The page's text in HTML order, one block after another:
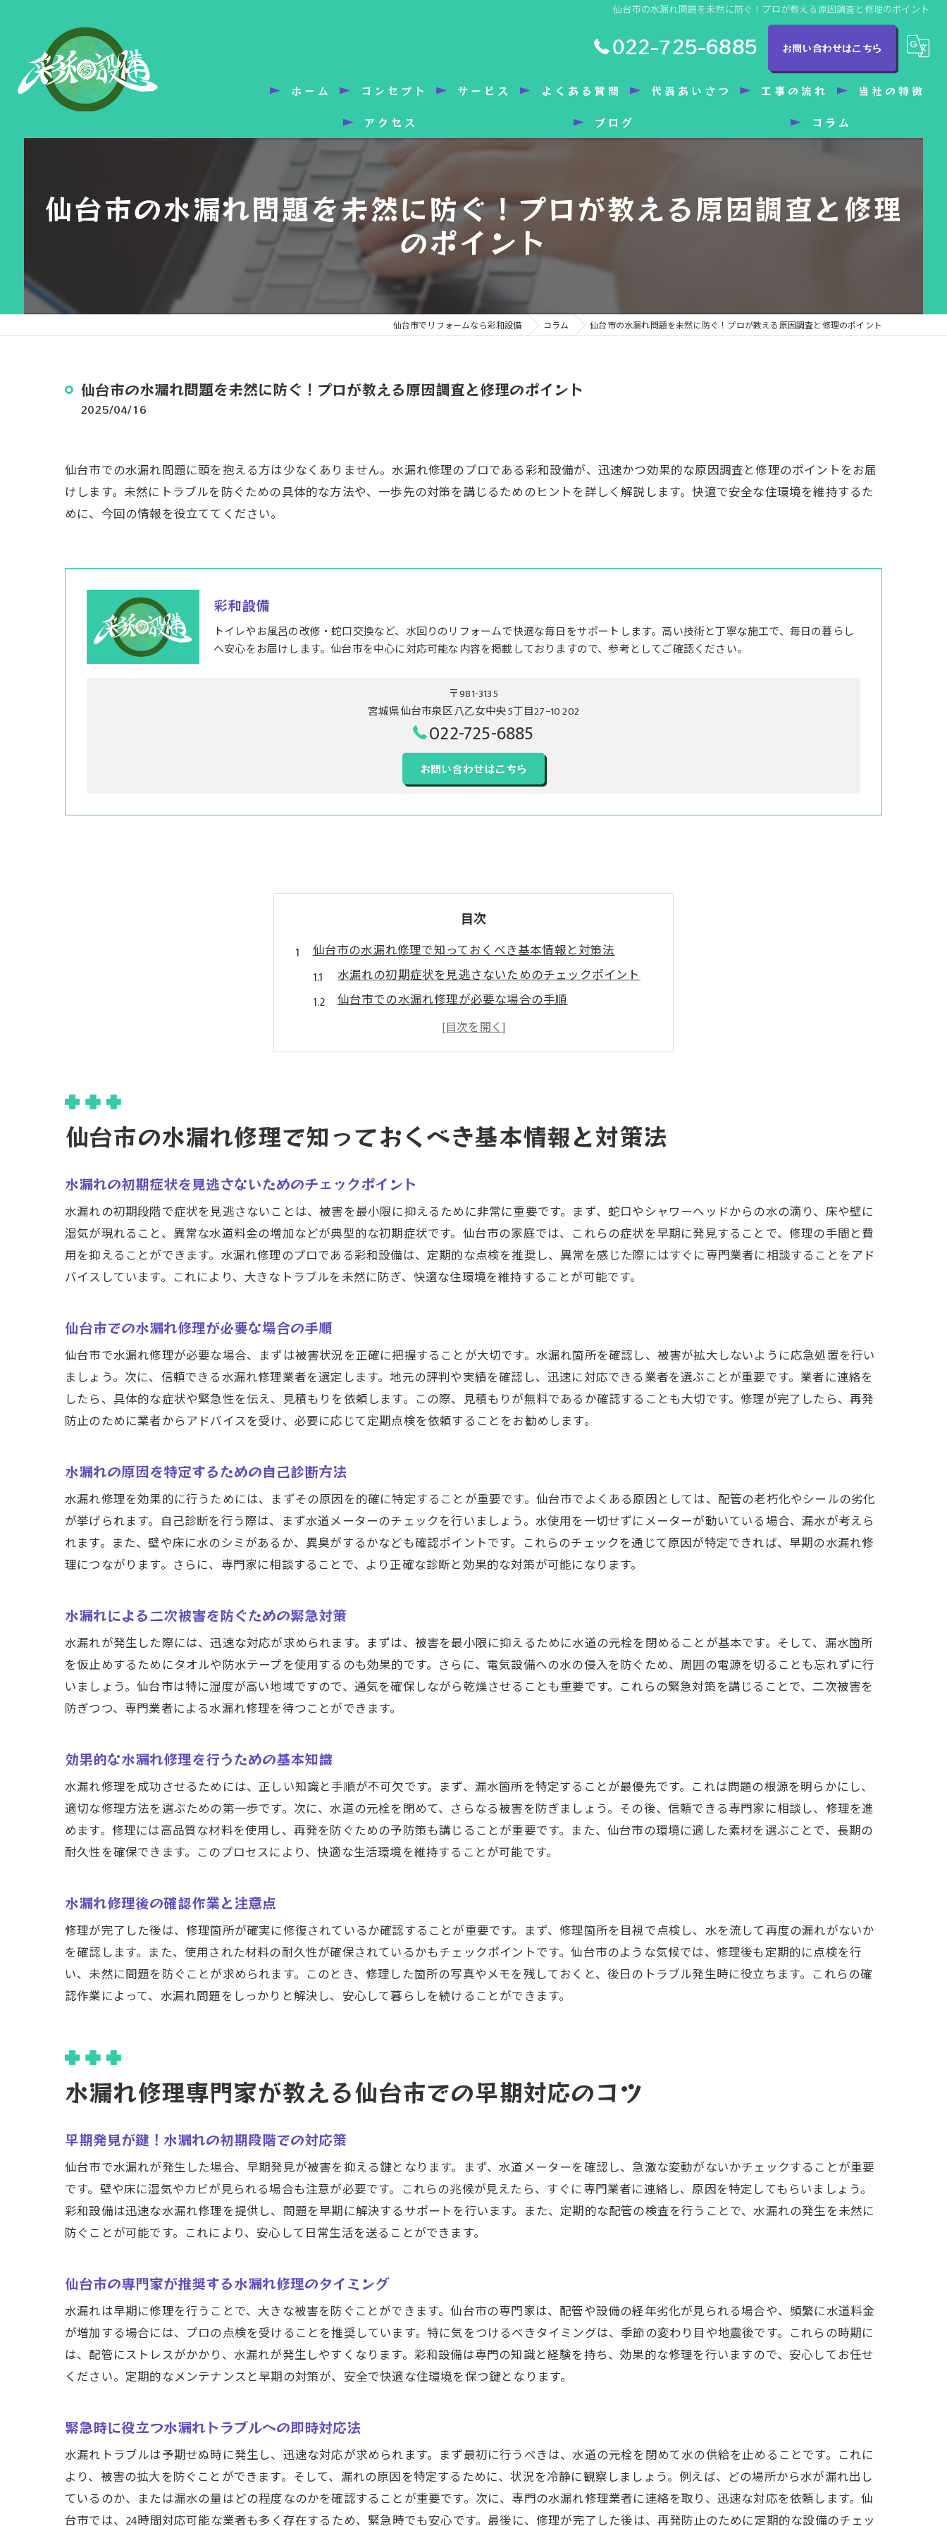
仙台市の水漏れ問題を未然に防ぐ！プロが教える原因調査と修理のポイント
022-725-6885 お問い合わせはこちら
ホーム コンセプト サービス よくある質問 代表あいさつ 工事の流れ 当社の特徴
トイレ
水漏れ
アクセス ブログ コラム
仙台市の水漏れ問題を未然に防ぐ！プロが教える原因調査と修理
のポイント
仙台市でリフォームなら彩和設備 コラム 仙台市の水漏れ問題を未然に防ぐ！プロが教える原因調査と修理のポイント
仙台市の水漏れ問題を未然に防ぐ！プロが教える原因調査と修理のポイント
2025/04/16
仙台市での水漏れ問題に頭を抱える方は少なくありません。水漏れ修理のプロである彩和設備が、迅速かつ効果的な原因調査と修理のポイントをお届
けします。未然にトラブルを防ぐための具体的な方法や、一歩先の対策を講じるためのヒントを詳しく解説します。快適で安全な住環境を維持するた
めに、今回の情報を役立ててください。
彩和設備
トイレやお風呂の改修・蛇口交換など、水回りのリフォームで快適な毎日をサポートします。高い技術と丁寧な施工で、毎日の暮らし
へ安心をお届けします。仙台市を中心に対応可能な内容を掲載しておりますので、参考としてご確認ください。
〒981-3135
宮城県仙台市泉区八乙女中央5丁目27−10 202
022-725-6885
お問い合わせはこちら
目次
仙台市の水漏れ修理で知っておくべき基本情報と対策法
水漏れの初期症状を見逃さないためのチェックポイント
仙台市での水漏れ修理が必要な場合の手順
水漏れの原因を特定するための自己診断方法
水漏れによる二次被害を防ぐための緊急対策
水漏れ修理専門家が教える仙台市での早期対応のコツ
早期発見が鍵！水漏れの初期段階での対応策
緊急時に役立つ水漏れトラブルへの即時対応法
水漏れを未然に防ぐための予防策とその重要性
水漏れ被害を最小限に抑えるための連絡先一覧
プロに依頼すべき水漏れ修理の判断基準
仙台市での水漏れトラブルを防ぐ予防的メンテナンス
定期メンテナンスが持つ長期的な利点
水道設備の寿命を延ばすためのメンテナンス方法
水漏れ防止に効果的なメンテナンススケジュール
専門家に聞く！仙台市における水漏れ修理の適切なタイミング
水漏れ予兆を見逃さないための注意点
仙台市での修理依頼が遅れるリスクとは
早期修理がもたらす経済的メリット
水漏れ修理を急ぐべきタイミングの見極め
水漏れ修理のタイミングを逃さないためのヒント
仙台市の水漏れ修理で失敗しないための業者選びのポイント
信頼できる修理業者の選び方
評判と実績が示す業者の信頼性
水漏れ修理業者選びで注意したい契約内容
適正価格で安心の修理を受けるためのポイント
仙台市での水漏れ修理前に確認しておくべきチェックリスト
修理前に把握しておくべき水漏れの状況
仙台市での修理前に用意するべき書類と情報
修理前に知っておくべき水漏れの原因と影響
安全な修理を行うための環境づくり
仙台市の水漏れトラブルを未然に防ぐための原因調査の方法
水漏れ原因を特定するための専門家のアプローチ
原因調査を行う際の注意点と安全対策
水漏れ原因を特定するためのチェックポイント
水漏れ修理を通じて仙台市で安全な住環境を築くヒント
修理後の定期的なフォローアップの重要性
安全な住環境を維持するための心がけ
水漏れ修理がもたらす安心と快適さ
水漏れ修理の成功例から学ぶ住環境改善の秘訣
安全な住まいを実現するための地域のサポート体制
仙台市の水漏れ修理で知っておくべき基本情報と対策法
水漏れの初期症状を見逃さないためのチェックポイント
水漏れの初期段階で症状を見逃さないことは、被害を最小限に抑えるために非常に重要です。まず、蛇口やシャワーヘッドからの水の滴り、床や壁に
湿気が現れること、異常な水道料金の増加などが典型的な初期症状です。仙台市の家庭では、これらの症状を早期に発見することで、修理の手間と費
用を抑えることができます。水漏れ修理のプロである彩和設備は、定期的な点検を推奨し、異常を感じた際にはすぐに専門業者に相談することをアド
バイスしています。これにより、大きなトラブルを未然に防ぎ、快適な住環境を維持することが可能です。
仙台市での水漏れ修理が必要な場合の手順
仙台市で水漏れ修理が必要な場合、まずは被害状況を正確に把握することが大切です。水漏れ箇所を確認し、被害が拡大しないように応急処置を行い
ましょう。次に、信頼できる水漏れ修理業者を選定します。地元の評判や実績を確認し、迅速に対応できる業者を選ぶことが重要です。業者に連絡を
したら、具体的な症状や緊急性を伝え、見積もりを依頼します。この際、見積もりが無料であるか確認することも大切です。修理が完了したら、再発
防止のために業者からアドバイスを受け、必要に応じて定期点検を依頼することをお勧めします。
水漏れの原因を特定するための自己診断方法
水漏れ修理を効果的に行うためには、まずその原因を的確に特定することが重要です。仙台市でよくある原因としては、配管の老朽化やシールの劣化
が挙げられます。自己診断を行う際は、まず水道メーターのチェックを行いましょう。水使用を一切せずにメーターが動いている場合、漏水が考えら
れます。また、壁や床に水のシミがあるか、異臭がするかなども確認ポイントです。これらのチェックを通じて原因が特定できれば、早期の水漏れ修
理につながります。さらに、専門家に相談することで、より正確な診断と効果的な対策が可能になります。
水漏れによる二次被害を防ぐための緊急対策
水漏れが発生した際には、迅速な対応が求められます。まずは、被害を最小限に抑えるために水道の元栓を閉めることが基本です。そして、漏水箇所
を仮止めするためにタオルや防水テープを使用するのも効果的です。さらに、電気設備への水の侵入を防ぐため、周囲の電源を切ることも忘れずに行
いましょう。仙台市は特に湿度が高い地域ですので、通気を確保しながら乾燥させることも重要です。これらの緊急対策を講じることで、二次被害を
防ぎつつ、専門業者による水漏れ修理を待つことができます。
効果的な水漏れ修理を行うための基本知識
水漏れ修理を成功させるためには、正しい知識と手順が不可欠です。まず、漏水箇所を特定することが最優先です。これは問題の根源を明らかにし、
適切な修理方法を選ぶための第一歩です。次に、水道の元栓を閉めて、さらなる被害を防ぎましょう。その後、信頼できる専門家に相談し、修理を進
めます。修理には高品質な材料を使用し、再発を防ぐための予防策も講じることが重要です。また、仙台市の環境に適した素材を選ぶことで、長期の
耐久性を確保できます。このプロセスにより、快適な生活環境を維持することが可能です。
水漏れ修理後の確認作業と注意点
修理が完了した後は、修理箇所が確実に修復されているか確認することが重要です。まず、修理箇所を目視で点検し、水を流して再度の漏れがないか
を確認します。また、使用された材料の耐久性が確保されているかもチェックポイントです。仙台市のような気候では、修理後も定期的に点検を行
い、未然に問題を防ぐことが求められます。このとき、修理した箇所の写真やメモを残しておくと、後日のトラブル発生時に役立ちます。これらの確
認作業によって、水漏れ問題をしっかりと解決し、安心して暮らしを続けることができます。
水漏れ修理専門家が教える仙台市での早期対応のコツ
早期発見が鍵！水漏れの初期段階での対応策
仙台市で水漏れが発生した場合、早期発見が被害を抑える鍵となります。まず、水道メーターを確認し、急激な変動がないかチェックすることが重要
です。壁や床に湿気やカビが見られる場合も注意が必要です。これらの兆候が見えたら、すぐに専門業者に連絡し、原因を特定してもらいましょう。
彩和設備は迅速な水漏れ修理を提供し、問題を早期に解決するサポートを行います。また、定期的な配管の検査を行うことで、水漏れの発生を未然に
防ぐことが可能です。これにより、安心して日常生活を送ることができます。
仙台市の専門家が推奨する水漏れ修理のタイミング
水漏れは早期に修理を行うことで、大きな被害を防ぐことができます。仙台市の専門家は、配管や設備の経年劣化が見られる場合や、頻繁に水道料金
が増加する場合には、プロの点検を受けることを推奨しています。特に気をつけるべきタイミングは、季節の変わり目や地震後です。これらの時期に
は、配管にストレスがかかり、水漏れが発生しやすくなります。彩和設備は専門の知識と経験を持ち、効果的な修理を行いますので、安心してお任せ
ください。定期的なメンテナンスと早期の対策が、安全で快適な住環境を保つ鍵となります。
緊急時に役立つ水漏れトラブルへの即時対応法
水漏れトラブルは予期せぬ時に発生し、迅速な対応が求められます。まず最初に行うべきは、水道の元栓を閉めて水の供給を止めることです。これに
より、被害の拡大を防ぐことができます。そして、漏れの原因を特定するために、状況を冷静に観察しましょう。例えば、どの場所から水が漏れ出し
ているのか、または漏水の量はどの程度なのかを確認することが重要です。次に、専門の水漏れ修理業者に連絡を取り、迅速な対応を依頼します。仙
台市では、24時間対応可能な業者も多く存在するため、緊急時でも安心です。最後に、修理が完了した後は、再発防止のために定期的な設備のチェッ